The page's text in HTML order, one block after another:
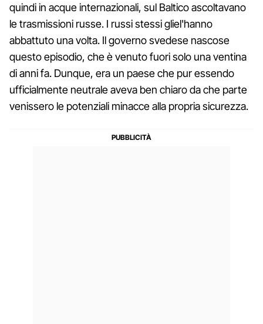
quindi in acque internazionali, sul Baltico ascoltavano
le trasmissioni russe. I russi stessi gliel'hanno
abbattuto una volta. Il governo svedese nascose
questo episodio, che è venuto fuori solo una ventina
di anni fa. Dunque, era un paese che pur essendo
ufficialmente neutrale aveva ben chiaro da che parte
venissero le potenziali minacce alla propria sicurezza.